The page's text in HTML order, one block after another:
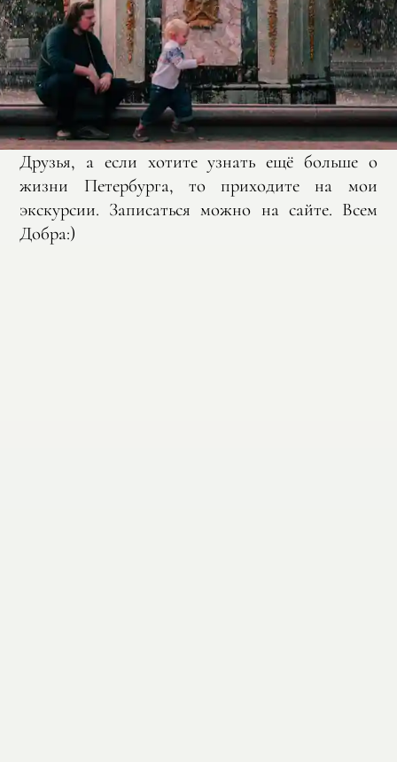
Друзья, а если хотите узнать ещё больше о
жизни Петербурга, то приходите на мои
экскурсии. Записаться можно на сайте. Всем
Добра:)